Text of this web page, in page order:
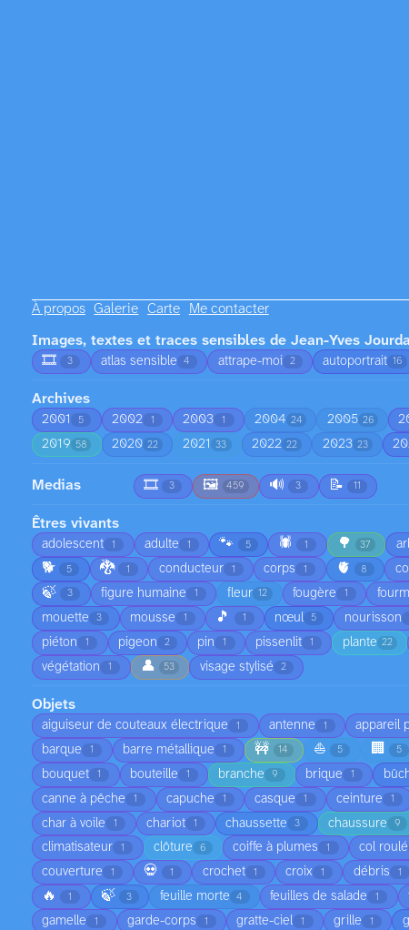
À propos Galerie Carte Me contacter
Images, textes et traces sensibles de Jean-Yves
🎞️
3 atlas sensible 4 attrape-moi 2 autoportrait 16
Archives
2001 5 2002 1 2003 1 2004 24 2005 26
2019 58 2020 22 2021 33 2022 22 2023 23
Medias 🎞️ 3 🖼️ 459 🔊 3 📝 11
Êtres vivants
adolescent 1 adulte 1 🐾 5 🕷️ 1 🌳 37
🐕 5 🐉 1 conducteur 1 corps 1 🫀 8
🍃 3 figure humaine 1 fleur 12 fougère 1
mouette 3 mousse 1 🎵 1 nœul 5 nourisson
piéton 1 pigeon 2 pin 1 pissenlit 1 plante 22
végétation 1 👤 53 visage stylisé 2
Objets
aiguiseur de couteaux électrique 1 antenne 1 appareil
barque 1 barre métallique 1 🚧 14 ⛵ 5 🏢 5
bouquet 1 bouteille 1 branche 9 brique 1
canne à pêche 1 capuche 1 casque 1 ceinture 1
char à voile 1 chariot 1 chaussette 3 chaussure 9
climatisateur 1 clôture 6 coiffe à plumes 1 col roulé
couverture 1 💀 1 crochet 1 croix 1 débris 1
🔥 1 🍃 3 feuille morte 4 feuilles de salade 1
gamelle 1 garde-corps 1 gratte-ciel 1 grille 1